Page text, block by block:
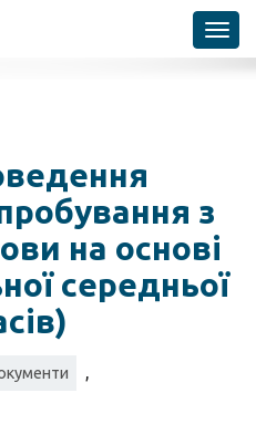
з
на основі
середньої
,